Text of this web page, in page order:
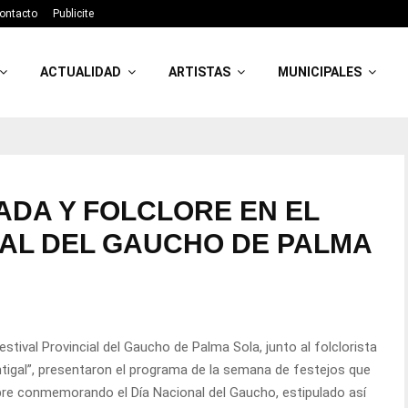
Publicite
ACTUALIDAD ARTISTAS MUNICIPALES
Y FOLCLORE EN EL
DEL GAUCHO DE PALMA
Provincial del Gaucho de Palma Sola, junto al folclorista
presentaron el programa de la semana de festejos que
conmemorando el Día Nacional del Gaucho, estipulado así